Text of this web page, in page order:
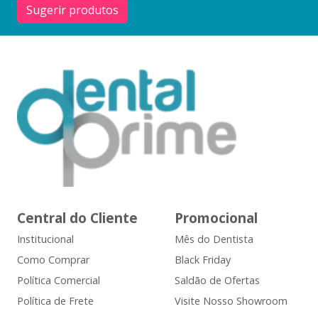
Sugerir produtos
Central do Cliente
Institucional
Como Comprar
Política Comercial
Política de Frete
Promocional
Mês do Dentista
Black Friday
Saldão de Ofertas
Visite Nosso Showroom